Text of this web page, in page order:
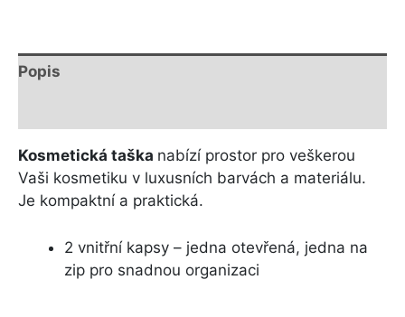
Popis
Kosmetická taška nabízí prostor pro veškerou
Vaši kosmetiku v luxusních barvách a materiálu.
Je kompaktní a praktická.
2 vnitřní kapsy – jedna otevřená, jedna na
zip pro snadnou organizaci